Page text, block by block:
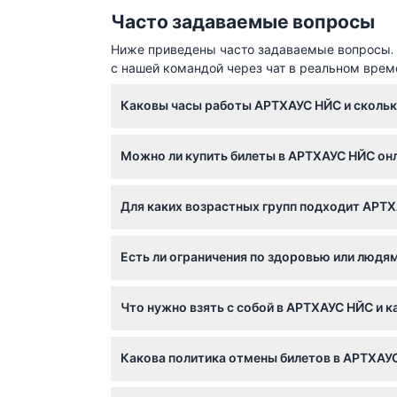
Часто задаваемые вопросы
Ниже приведены часто задаваемые вопросы.
с нашей командой через чат в реальном
Каковы часы работы АРТХАУС НЙС и
Каждая сессия длится 60 минут, поэтому
Можно ли купить билеты в АРТХАУС НЙС
сессии и помогает избежать разочарований.
Для каких возрастных групп подходит
приобретающего билет. Младенцы от 0 до 3
Есть ли ограничения по здоровью или
давление или эпилепсия, из-за
Что нужно взять с собой в АРТХАУС НЙС и
снаружи запрещено, а также нет
Какова политика отмены билетов в